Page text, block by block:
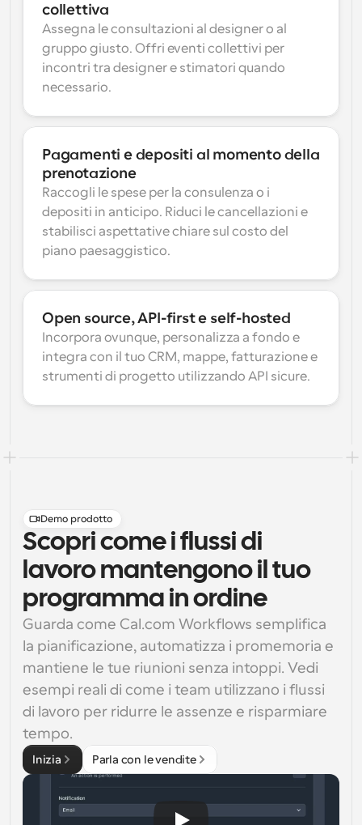
collettiva
Assegna le consultazioni al designer o al
gruppo giusto. Offri eventi collettivi per
incontri tra designer e stimatori quando
necessario.
Pagamenti e depositi al momento della
prenotazione
Raccogli le spese per la consulenza o i
depositi in anticipo. Riduci le cancellazioni e
stabilisci aspettative chiare sul costo del
piano paesaggistico.
Open source, API-first e self-hosted
Incorpora ovunque, personalizza a fondo e
integra con il tuo CRM, mappe, fatturazione e
strumenti di progetto utilizzando API sicure.
Demo prodotto
Scopri come i flussi di
lavoro mantengono il tuo
programma in ordine
Guarda come Cal.com Workflows semplifica
la pianificazione, automatizza i promemoria e
mantiene le tue riunioni senza intoppi. Vedi
esempi reali di come i team utilizzano i flussi
di lavoro per ridurre le assenze e risparmiare
tempo.
Inizia Parla con le vendite